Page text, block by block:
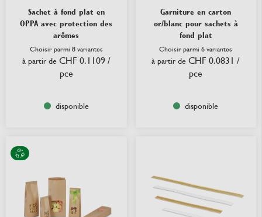
Sachet à fond plat en
OPPA avec protection des
arômes
Choisir parmi 8 variantes
à partir de CHF 0.1109 /
pce
disponible
Garniture en carton
or/blanc pour sachets à
fond plat
Choisir parmi 6 variantes
à partir de CHF 0.0831 /
pce
disponible